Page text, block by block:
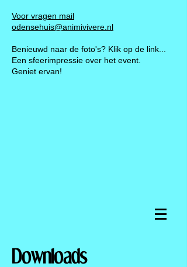
Voor vragen mail
odensehuis@animivivere.nl
Benieuwd naar de foto's? Klik op de link...
Een sfeerimpressie over het event.
Geniet ervan!
Downloads